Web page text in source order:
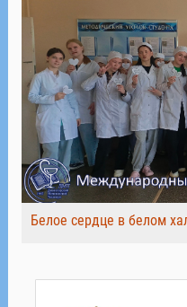
Белое сердце в белом